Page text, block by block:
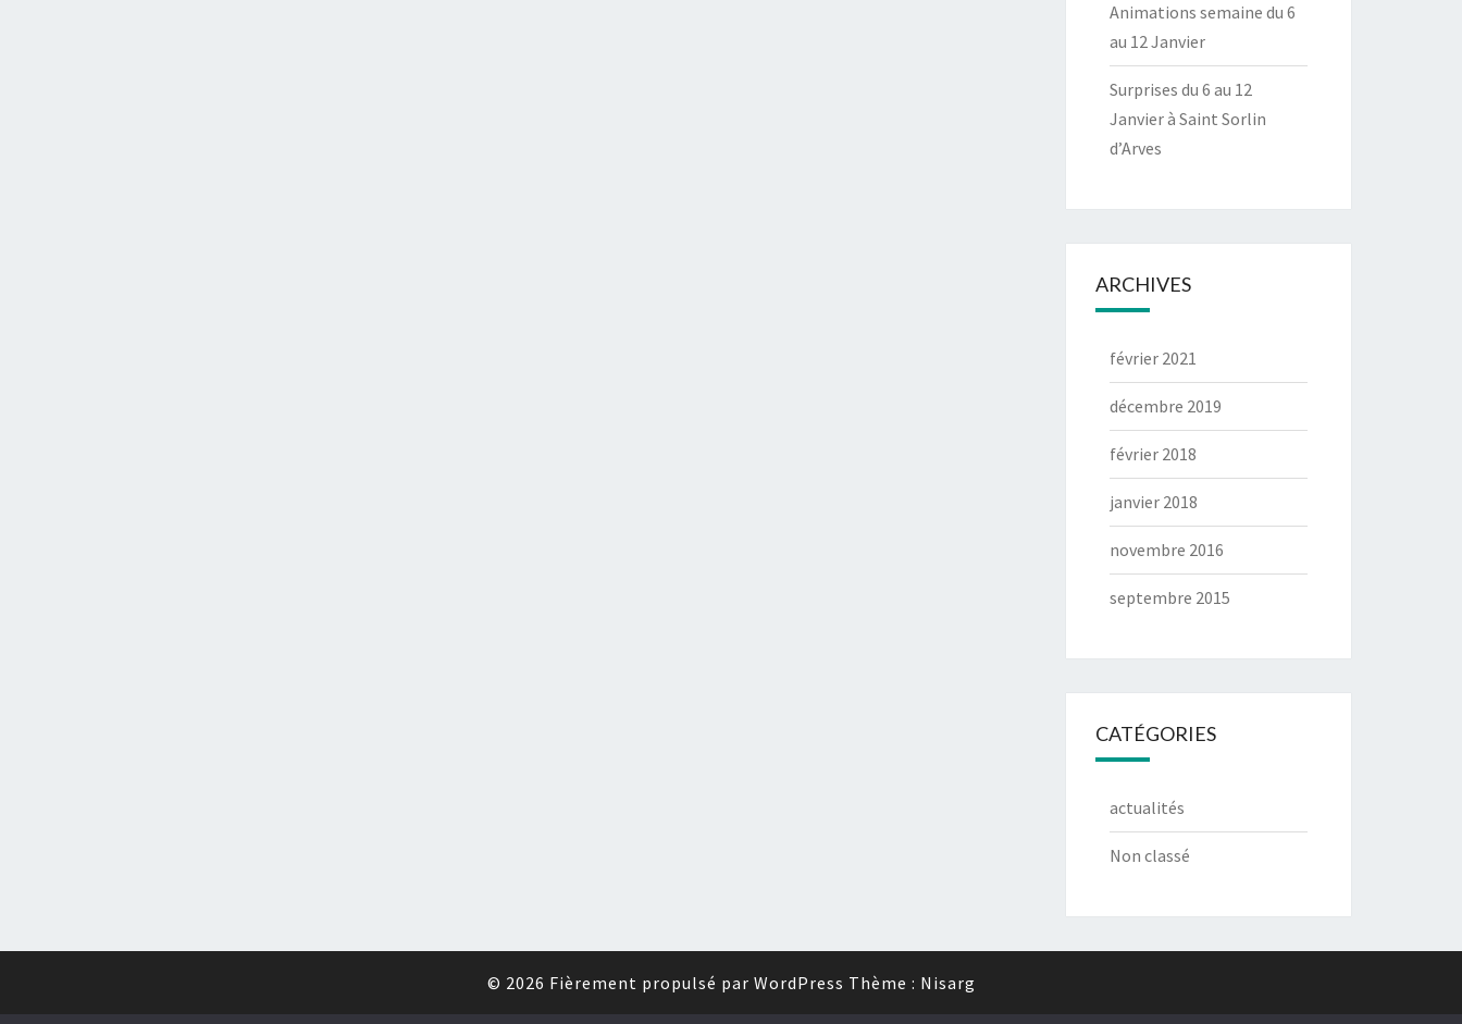
Animations semaine du 6
au 12 Janvier
Surprises du 6 au 12
Janvier à Saint Sorlin
d’Arves
ARCHIVES
février 2021
décembre 2019
février 2018
janvier 2018
novembre 2016
septembre 2015
CATÉGORIES
actualités
Non classé
© 2026 Fièrement propulsé par WordPress Thème : Nisarg